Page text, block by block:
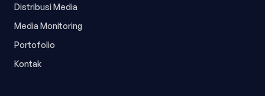
Distribusi Media
Media Monitoring
Portofolio
Kontak